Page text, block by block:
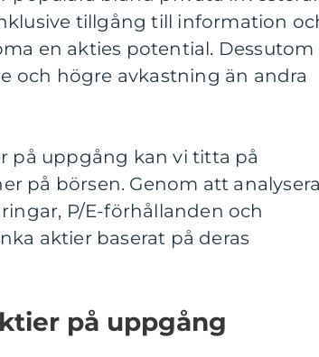
tillgång till information
en akties potential. Dessutom
och högre avkastning än andra
på uppgång kan vi titta på
på börsen. Genom att
P/E-förhållanden och
aktier baserat på deras
på uppgång